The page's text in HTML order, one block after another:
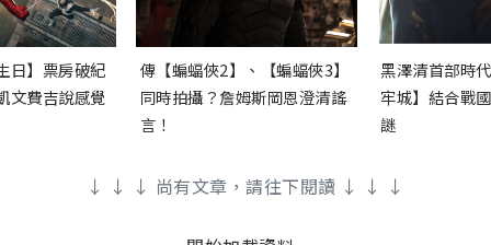
日】票房破紀
文費吉說感覺
傳【蝙蝠俠2】、【蝙蝠俠3】
同時拍攝？詹姆斯岡恩澄清謠
言！
黑澤清首部時
牢城】結合戰
謎
↓ ↓ ↓ 尚有文章，請往下閱讀 ↓ ↓ ↓